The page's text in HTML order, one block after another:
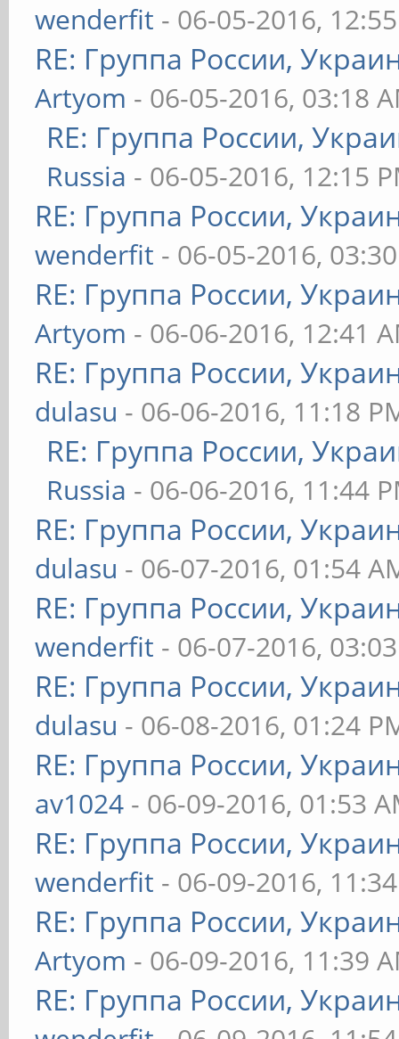
wenderfit - 06-05-2016,
RE: Группа России,
Artyom - 06-05-2016, 03:18
RE: Группа России,
Russia - 06-05-2016, 12:15
RE: Группа России,
wenderfit - 06-05-2016,
RE: Группа России,
Artyom - 06-06-2016, 12:41
RE: Группа России,
dulasu - 06-06-2016, 11:18
RE: Группа России,
Russia - 06-06-2016, 11:44
RE: Группа России,
dulasu - 06-07-2016, 01:54
RE: Группа России,
wenderfit - 06-07-2016,
RE: Группа России,
dulasu - 06-08-2016, 01:24
RE: Группа России,
av1024 - 06-09-2016, 01:53
RE: Группа России,
wenderfit - 06-09-2016,
RE: Группа России,
Artyom - 06-09-2016, 11:39
RE: Группа России,